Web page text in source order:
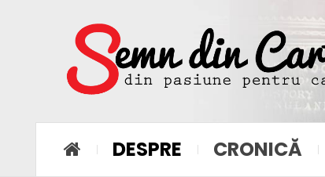
DESPRE CRONICĂ